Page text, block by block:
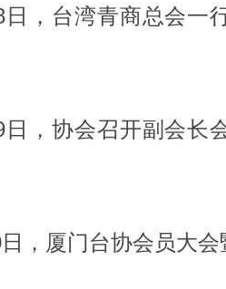
日，台湾青商总会一
日，协会召开副会长
，厦门台协会员大